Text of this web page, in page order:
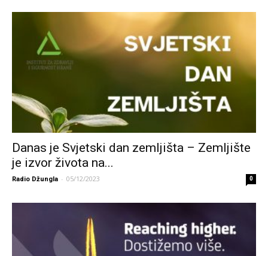
Danas je Svjetski dan zemljišta – Zemljište
je izvor života na...
Radio Džungla - 05/12/2023 0